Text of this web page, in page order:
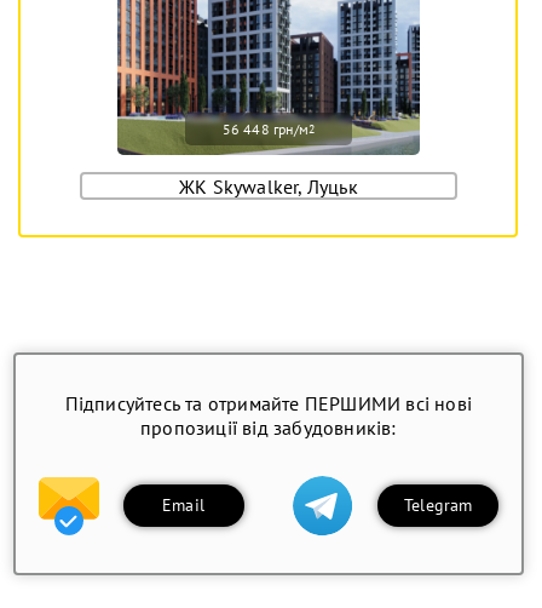
56 448 грн/м2
ЖК Skywalker, Луцьк
Підписуйтесь та отримайте ПЕРШИМИ всі нові
пропозиції від забудовників:
Email Telegram